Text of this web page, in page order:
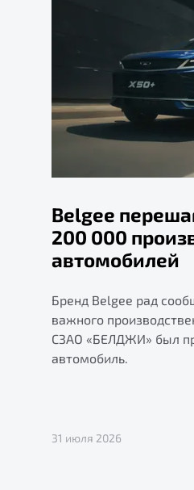
Belgee
200 000
автомобилей
Бренд Belgee рад
важного
СЗАО «БЕЛДЖИ» был
автомобиль.
31 июля 2026